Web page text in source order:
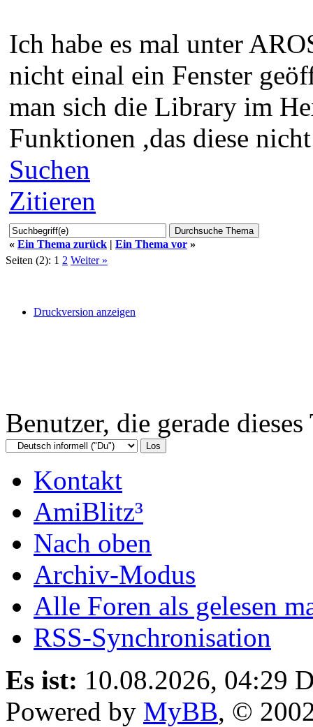
Ich habe es mal unter
nicht einal ein Fenster
man sich die Library im
Funktionen ,das diese
Suchen
Zitieren
« Ein Thema zurück | Ein Thema vor »
Seiten (2): 1 2 Weiter »
Druckversion anzeigen
Benutzer, die gerade
Kontakt
AmiBlitz³
Nach oben
Archiv-Modus
Alle Foren als gelesen
RSS-Synchronisation
Es ist: 10.08.2026, 04:29
Powered by MyBB, ©